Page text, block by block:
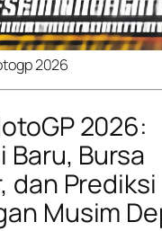
2026
2026:
Baru, Bursa
dan Prediksi
Musim